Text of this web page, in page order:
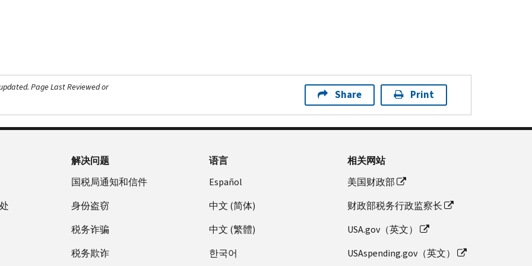
Page Last Reviewed or
Share Print
解决问题
国税局通知和信件
身份盗窃
税务诈骗
税务欺诈
语言
Español
中文 (简体)
中文 (繁體)
한국어
相关网站
美国财政部
财政部税务行政监察长
USA.gov（英文）
USAspending.gov（英文）